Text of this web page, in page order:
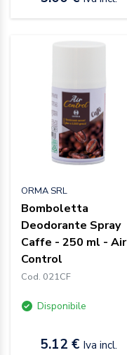
ORMA SRL
Bomboletta
Deodorante Spray
Caffe - 250 ml - Air
Control
Cod. 021CF
Disponibile
5.12 € Iva incl.